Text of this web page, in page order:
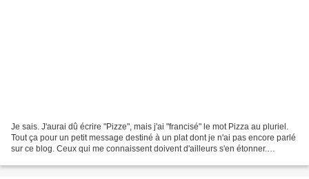
Je sais. J'aurai dû écrire "Pizze", mais j'ai "francisé" le mot Pizza au pluriel.
Tout ça pour un petit message destiné à un plat dont je n'ai pas encore parlé
sur ce blog. Ceux qui me connaissent doivent d'ailleurs s'en étonner.